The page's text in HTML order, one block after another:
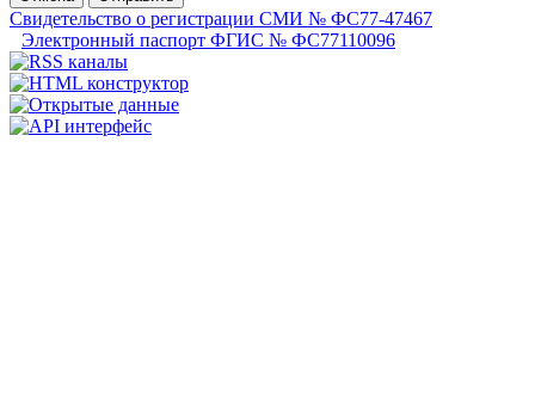
Свидетельство о регистрации СМИ № ФС77-47467
Электронный паспорт ФГИС № ФС77110096